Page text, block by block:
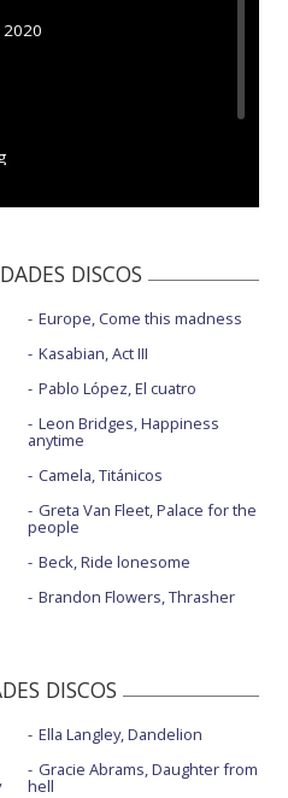
2020
DISCOS
Europe, Come this madness
Kasabian, Act III
Pablo López, El cuatro
Leon Bridges, Happiness
anytime
Camela, Titánicos
Greta Van Fleet, Palace for the
people
Beck, Ride lonesome
Brandon Flowers, Thrasher
DISCOS
Ella Langley, Dandelion
Gracie Abrams, Daughter from
hell